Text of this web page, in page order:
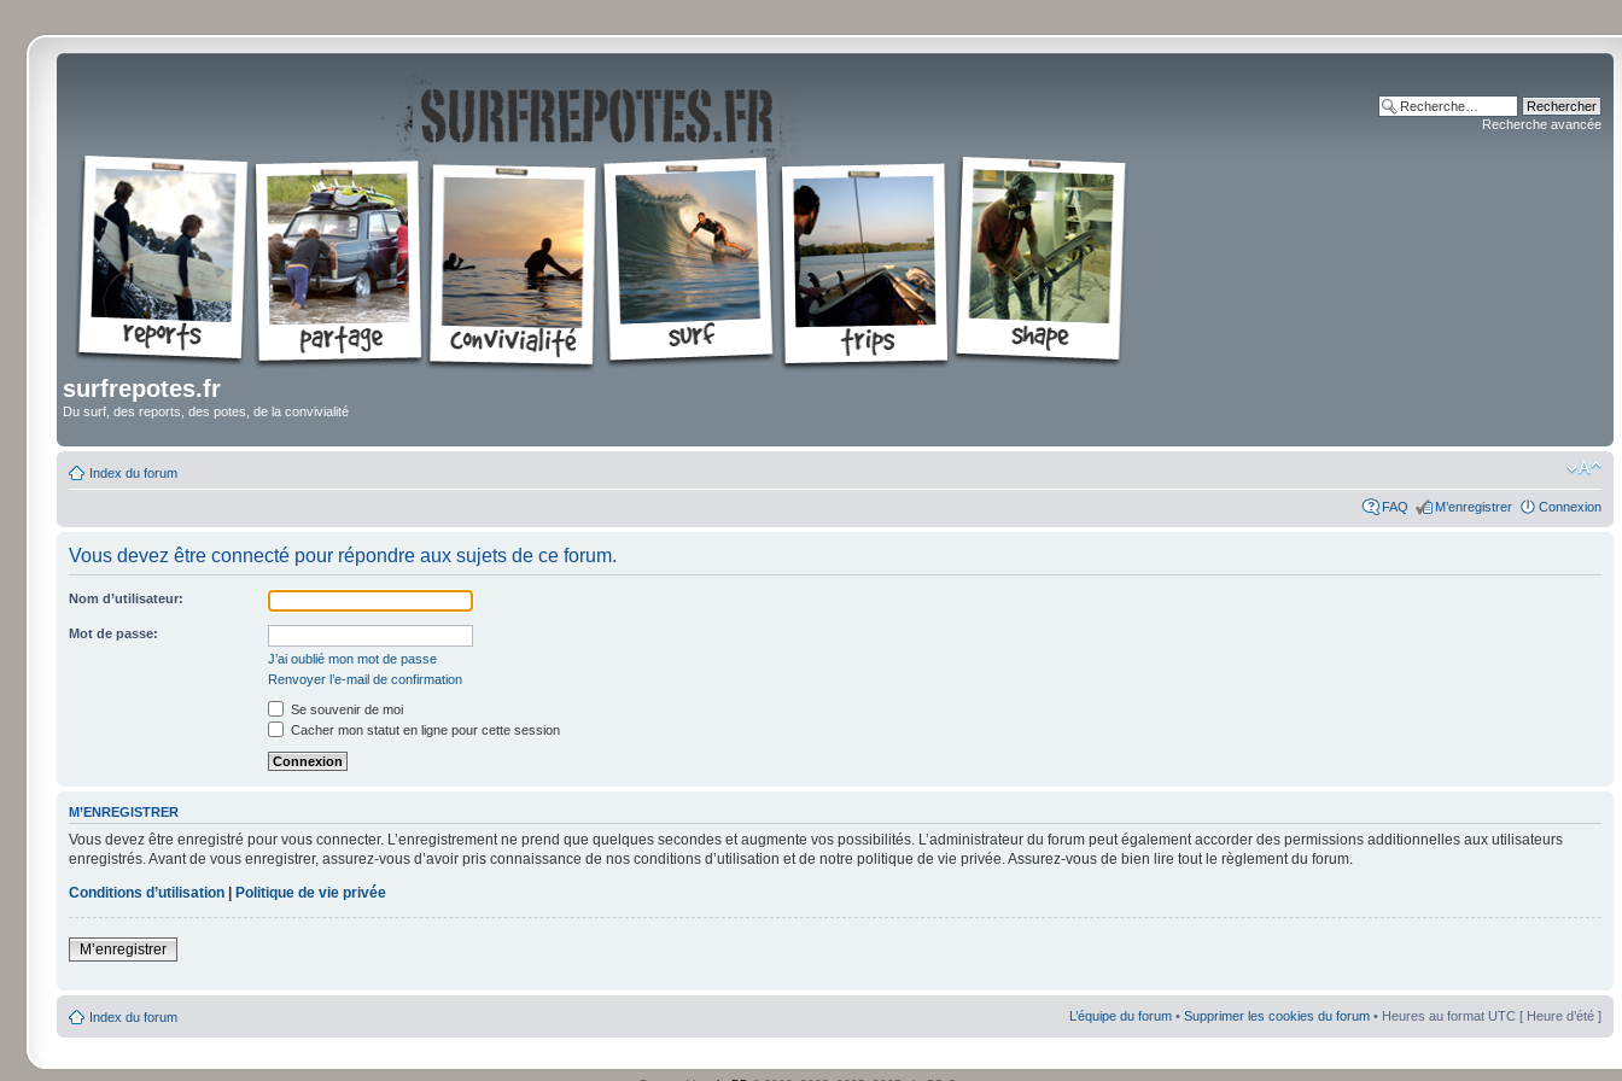
surfrepotes.fr
Du surf, des reports, des potes, de la convivialité
Recherche avancée
Index du forum
FAQ M’enregistrer Connexion
Vous devez être connecté pour répondre aux sujets de ce forum.
Nom d’utilisateur:
Mot de passe:
J’ai oublié mon mot de passe
Renvoyer l’e-mail de confirmation
Se souvenir de moi
Cacher mon statut en ligne pour cette session
M’ENREGISTRER
Vous devez être enregistré pour vous connecter. L’enregistrement ne prend que quelques secondes et augmente vos possibilités. L’administrateur du forum peut également accorder des permissions additionnelles aux utilisateurs
enregistrés. Avant de vous enregistrer, assurez-vous d’avoir pris connaissance de nos conditions d’utilisation et de notre politique de vie privée. Assurez-vous de bien lire tout le règlement du forum.
Conditions d’utilisation
Politique de vie privée
M’enregistrer
Index du forum L’équipe du forum • Supprimer les cookies du forum • Heures au format UTC [ Heure d’été ]